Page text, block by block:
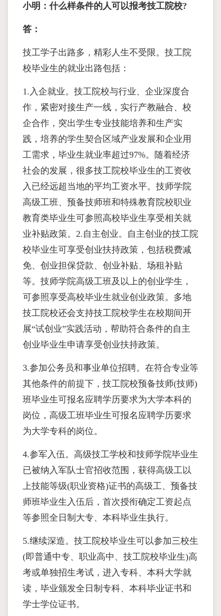
小明：什么样条件的人可以报考技工院校?
答：
技工学子出路多，精彩人生不受限。技工院
校毕业生的就业出路包括：
1.入企就业。技工院校与行业、企业深度合
作，紧密对接生产一线，实行产教融合、校
企合作，突出学生专业技能培养和生产实
践，培养的学生契合区域产业发展和企业用
工需求，毕业生就业率超过97%。随着经济
社会的发展，很多技工院校毕业生的工资收
入已经远超当地的平均工资水平。技师学院
高级工班、预备技师班和特殊教育院校职业
教育类毕业生可参照高校毕业生享受相关就
业补贴政策。2.自主创业。自主创业的技工院
校毕业生可享受创业扶持政策，包括税费减
免、创业担保贷款、创业补贴、场租补贴
等。技师学院高级工班及以上的创业学生，
可参照享受高校毕业生就业创业政策。多地
技工院校还会支持技工院校学生在校期间开
展“试创业”实践活动，帮助符合条件的自主
创业毕业生申请享受创业扶持政策。
3.参加公务员和事业单位招聘。在符合专业等
其他条件的前提下，技工院校预备技师(技师)
班毕业生可报名应聘学历要求为大学本科的
岗位，高级工班毕业生可报名应聘学历要求
为大学专科的岗位。
4.参军入伍。高级技工学校和技师学院毕业生
已被纳入军队士官招收范围，获得高级工以
上技能等级(职业资格)证书的高级工、预备技
师班毕业生入伍后，首次授衔确定工资起点
等参照全日制大专、本科毕业生执行。
5.继续深造。技工院校毕业生可以参加三校生
(即普通中专、职业高中、技工院校毕业生)高
考或单独招生考试，进入专科、本科大学就
读，毕业颁发全日制专科、本科毕业证书和
学士学位证书。